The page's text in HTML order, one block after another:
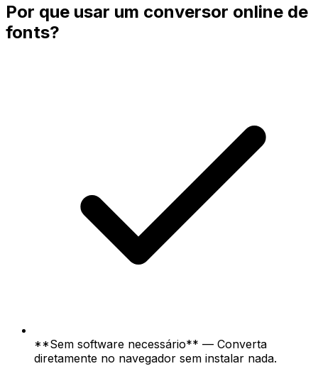
Por que usar um conversor online de
fonts?
**Sem software necessário** — Converta
diretamente no navegador sem instalar nada.